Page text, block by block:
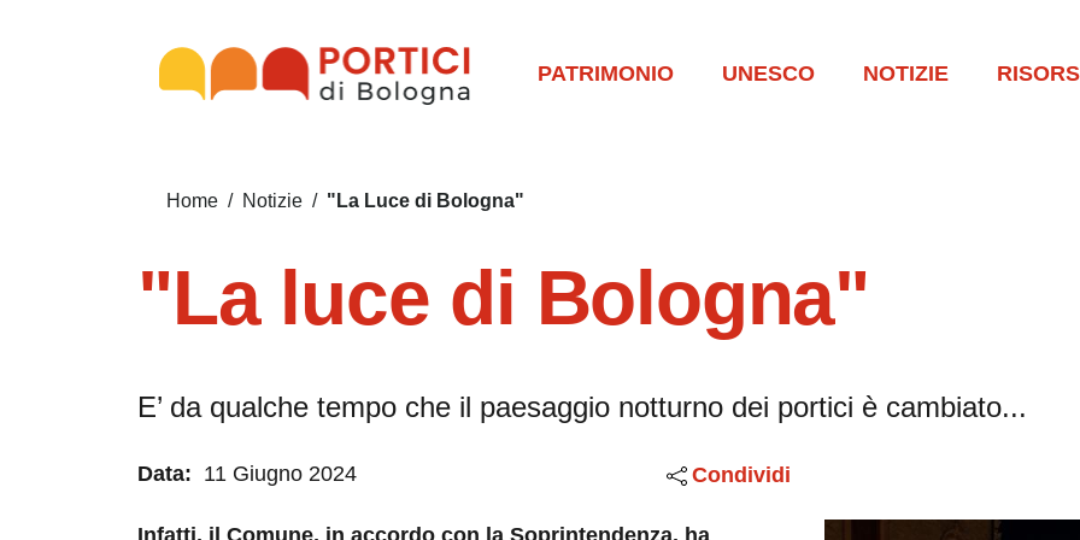
PATRIMONIO UNESCO NOTIZIE
Briciole di pane
Home / Notizie / "La Luce di Bologna"
"La luce di Bologna"
E’ da qualche tempo che il paesaggio notturno dei portici è cambiato...
Data: 11 Giugno 2024 Condividi
Infatti, il Comune, in accordo con la Soprintendenza, ha